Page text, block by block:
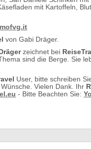
mit Kartoffeln,
von Gabi Dräger.
zeichnet bei
sind die Berge. Sie
User, bitte schreiben
Vielen Dank. Ihr
- Bitte Beachten Sie: